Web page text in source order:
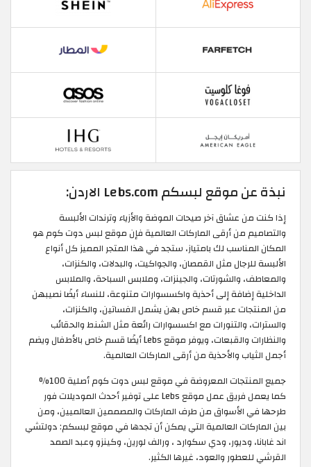
نبذة عن موقع لبسكم Lebs.com الاردن:
إذا كنت من عشاق آخر صيحات الموضة والأزياء وترندات الألبسة
والتصاميم من أرقى الماركات العالمية فإن موقع لبس دوت كوم هو
المكان المناسب لك بامتياز، ستجد في هذا المتجر المميز كل أنواع
الألبسة للرجال مثل القمصان، والجواكيت، والبدلات، والكنزات،
والمعاطف، والشورتات، والجينزات، وملابس السباحة، والملابس
الداخلية إضافة إلى أحذية واكسسوارات متنوعة، للنساء أيضًا نصيبهن
من المنتجات عبر قسم خاص بهن يشمل الفساتين، والكنزات،
والسترات، والتنورات مع اكسسوارات رائعة مثل الشنط والحقائب
والنظارات والقبعات، ويوفر موقع Lebs أيضًا قسم خاص بالأطفال ويضم
أجمل الثياب والأحذية من أرقى الماركات العالمية.
جميع المنتجات المعروضة في موقع لبس دوت كوم أصلية 100%
كما يعمل فريق عمل موقع Lebs على توفير أحدث الموديلات فور
طرحها في الأسواق من طرف الماركات والمصممين العالميين، ومن
بين الماركات العالمية التي يمكن أن تجدها في موقع لبسكم: دولتشي
اند غابانا، وديور، ودي سكوارد ، ورالف لورين، وكينزو وعبد الصمد
القرشي للعطور والعود، غيرها الكثير.